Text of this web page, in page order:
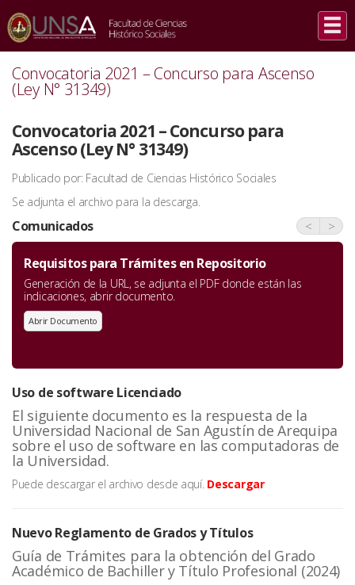
INICIO COMUNICADOS /
CONVOCATORIA 2021 – CONCURSO PARA ASCENSO (LEY N° 31349)
Convocatoria 2021 – Concurso para Ascenso
(Ley N° 31349)
Convocatoria 2021 – Concurso para
Ascenso (Ley N° 31349)
Publicado por: Facultad de Ciencias Histórico Sociales
Se adjunta el archivo para la descarga.
Comunicados < >
Requisitos para Trámites en Repositorio
Generación de la URL, se adjunta el PDF donde están las
indicaciones, abrir documento.
Abrir Documento
Uso de software Licenciado
El siguiente documento es la respuesta de la
Universidad Nacional de San Agustín de Arequipa
sobre el uso de software en las computadoras de
la Universidad.
Puede descargar el archivo desde aquí. Descargar
Nuevo Reglamento de Grados y Títulos
Guía de Trámites para la obtención del Grado
Académico de Bachiller y Título Profesional (2024)